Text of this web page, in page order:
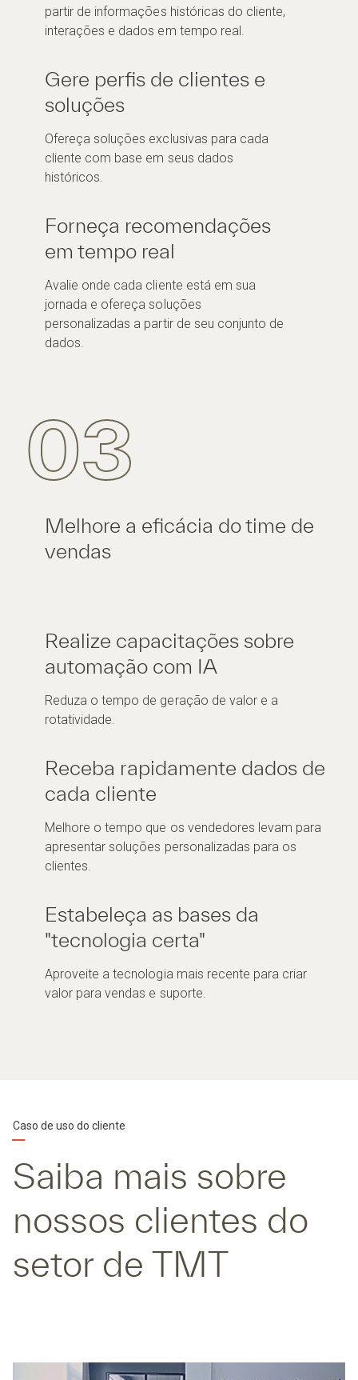
partir de informações históricas do cliente,
interações e dados em tempo real.
Gere perfis de clientes e
soluções
Ofereça soluções exclusivas para cada
cliente com base em seus dados
históricos.
Forneça recomendações
em tempo real
Avalie onde cada cliente está em sua
jornada e ofereça soluções
personalizadas a partir de seu conjunto de
dados.
03
Melhore a eficácia do time de
vendas
Realize capacitações sobre
automação com IA
Reduza o tempo de geração de valor e a
rotatividade.
Receba rapidamente dados de
cada cliente
Melhore o tempo que os vendedores levam para
apresentar soluções personalizadas para os
clientes.
Estabeleça as bases da
"tecnologia certa"
Aproveite a tecnologia mais recente para criar
valor para vendas e suporte.
Caso de uso do cliente
Saiba mais sobre
nossos clientes do
setor de TMT